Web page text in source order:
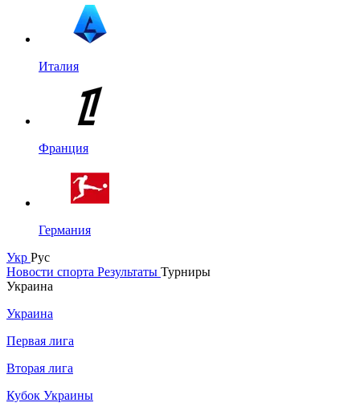
Италия
Франция
Германия
Укр Рус
Новости спорта Результаты Турниры
Украина
Украина
Первая лига
Вторая лига
Кубок Украины